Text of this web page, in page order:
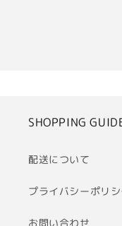
SHOPPING
配送について
プライバシーポリシ
お問い合わせ